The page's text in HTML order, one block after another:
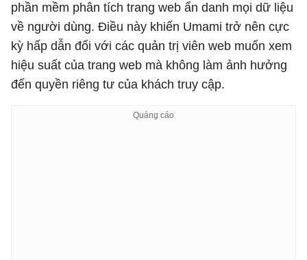
phần mềm phân tích trang web ẩn danh mọi dữ liệu
về người dùng. Điều này khiến Umami trở nên cực
kỳ hấp dẫn đối với các quản trị viên web muốn xem
hiệu suất của trang web mà không làm ảnh hưởng
đến quyền riêng tư của khách truy cập.